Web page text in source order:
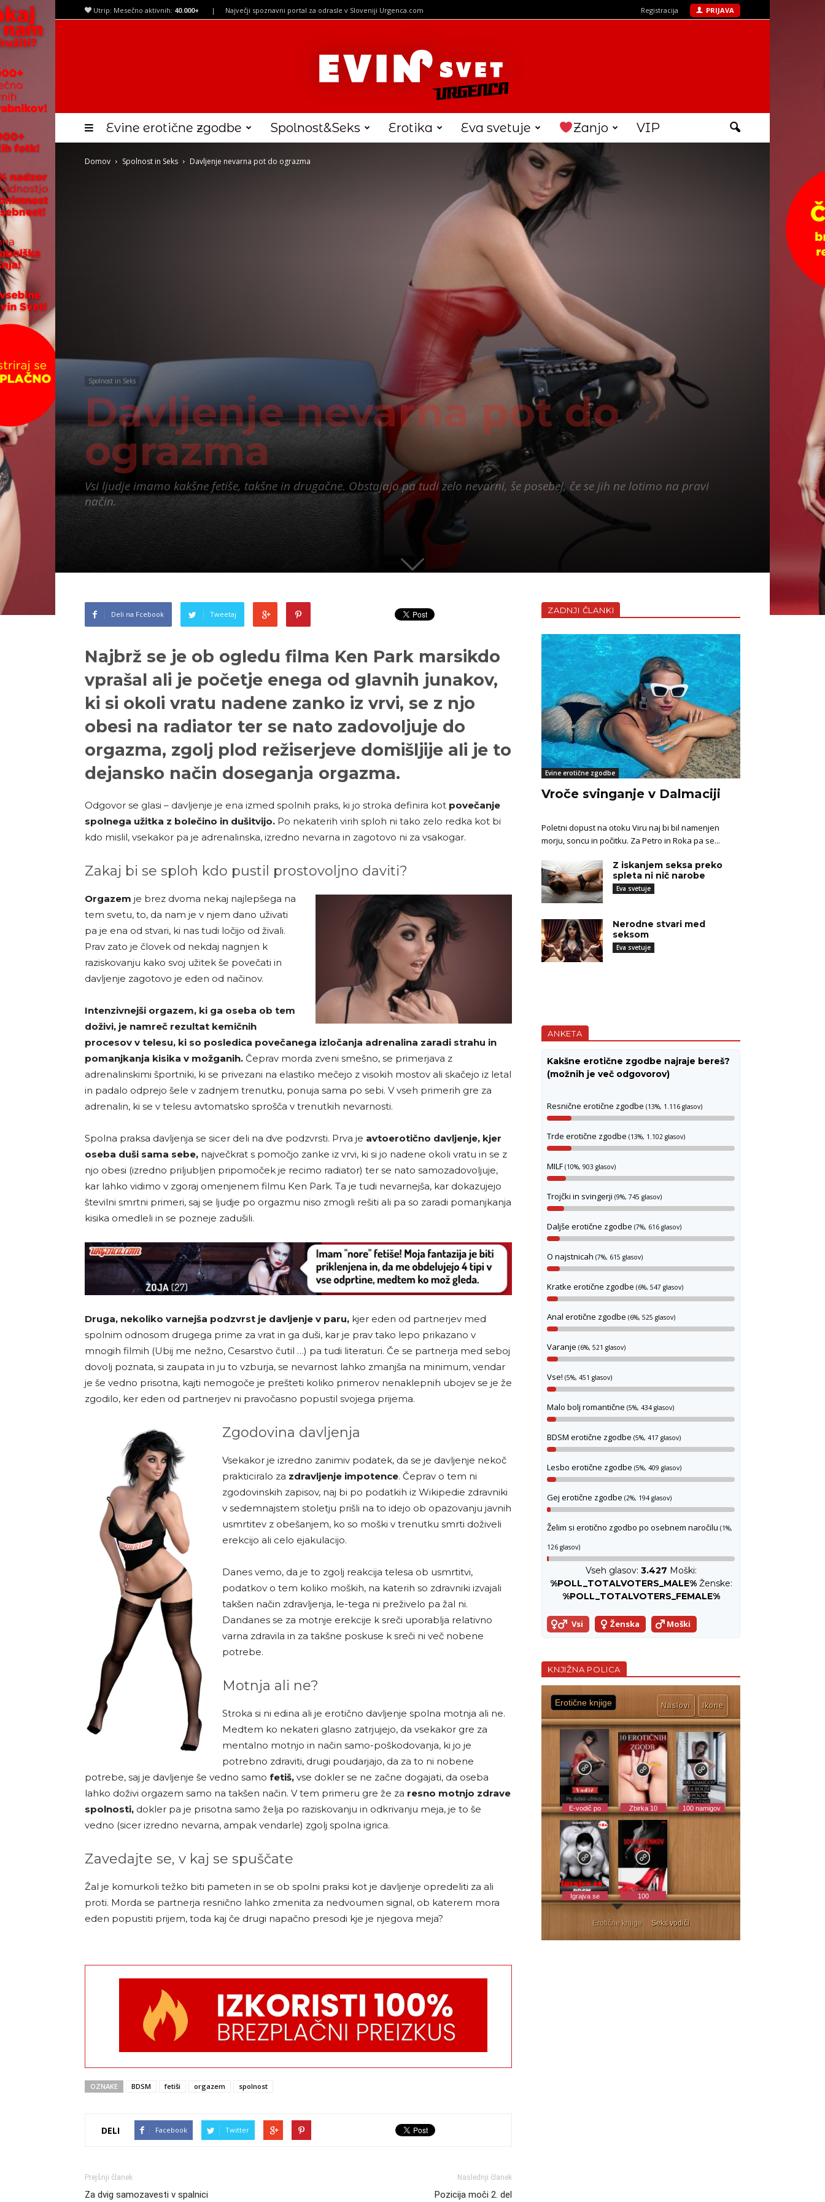
Utrip: Mesečno aktivnih: 40.000+ | Največji spoznavni portal za odrasle v Sloveniji Urgenca.com Registracija PRIJAVA
Evine erotične zgodbe Spolnost&Seks Erotika Eva svetuje Zanjo VIP
Domov Spolnost in Seks Davljenje nevarna pot do ograzma
Spolnost in Seks
Davljenje nevarna pot do
ograzma
Vsi ljudje imamo kakšne fetiše, takšne in drugačne. Obstajajo pa tudi zelo nevarni, še posebej, če se jih ne lotimo na pravi
način.
Deli na Fcebook Tweetaj
Najbrž se je ob ogledu filma Ken Park marsikdo
vprašal ali je početje enega od glavnih junakov,
ki si okoli vratu nadene zanko iz vrvi, se z njo
obesi na radiator ter se nato zadovoljuje do
orgazma, zgolj plod režiserjeve domišljije ali je to
dejansko način doseganja orgazma.
Odgovor se glasi – davljenje je ena izmed spolnih praks, ki jo stroka definira kot povečanje
spolnega užitka z bolečino in dušitvijo. Po nekaterih virih sploh ni tako zelo redka kot bi
kdo mislil, vsekakor pa je adrenalinska, izredno nevarna in zagotovo ni za vsakogar.
Zakaj bi se sploh kdo pustil prostovoljno daviti?
Orgazem je brez dvoma nekaj najlepšega na
tem svetu, to, da nam je v njem dano uživati
pa je ena od stvari, ki nas tudi ločijo od živali.
Prav zato je človek od nekdaj nagnjen k
raziskovanju kako svoj užitek še povečati in
davljenje zagotovo je eden od načinov.
Intenzivnejši orgazem, ki ga oseba ob tem
doživi, je namreč rezultat kemičnih
procesov v telesu, ki so posledica povečanega izločanja adrenalina zaradi strahu in
pomanjkanja kisika v možganih. Čeprav morda zveni smešno, se primerjava z
adrenalinskimi športniki, ki se privezani na elastiko mečejo z visokih mostov ali skačejo iz letal
in padalo odprejo šele v zadnjem trenutku, ponuja sama po sebi. V vseh primerih gre za
adrenalin, ki se v telesu avtomatsko sprošča v trenutkih nevarnosti.
Spolna praksa davljenja se sicer deli na dve podzvrsti. Prva je avtoerotično davljenje, kjer
oseba duši sama sebe, največkrat s pomočjo zanke iz vrvi, ki si jo nadene okoli vratu in se z
njo obesi (izredno priljubljen pripomoček je recimo radiator) ter se nato samozadovoljuje,
kar lahko vidimo v zgoraj omenjenem filmu Ken Park. Ta je tudi nevarnejša, kar dokazujejo
številni smrtni primeri, saj se ljudje po orgazmu niso zmogli rešiti ali pa so zaradi pomanjkanja
kisika omedleli in se pozneje zadušili.
Druga, nekoliko varnejša podzvrst je davljenje v paru, kjer eden od partnerjev med
spolnim odnosom drugega prime za vrat in ga duši, kar je prav tako lepo prikazano v
mnogih filmih (Ubij me nežno, Cesarstvo čutil …) pa tudi literaturi. Če se partnerja med seboj
dovolj poznata, si zaupata in ju to vzburja, se nevarnost lahko zmanjša na minimum, vendar
je še vedno prisotna, kajti nemogoče je prešteti koliko primerov nenaklepnih ubojev se je že
zgodilo, ker eden od partnerjev ni pravočasno popustil svojega prijema.
Zgodovina davljenja
Vsekakor je izredno zanimiv podatek, da se je davljenje nekoč
prakticiralo za zdravljenje impotence. Čeprav o tem ni
zgodovinskih zapisov, naj bi po podatkih iz Wikipedie zdravniki
v sedemnajstem stoletju prišli na to idejo ob opazovanju javnih
usmrtitev z obešanjem, ko so moški v trenutku smrti doživeli
erekcijo ali celo ejakulacijo.
Danes vemo, da je to zgolj reakcija telesa ob usmrtitvi,
podatkov o tem koliko moških, na katerih so zdravniki izvajali
takšen način zdravljenja, le-tega ni preživelo pa žal ni.
Dandanes se za motnje erekcije k sreči uporablja relativno
varna zdravila in za takšne poskuse k sreči ni več nobene
potrebe.
Motnja ali ne?
Stroka si ni edina ali je erotično davljenje spolna motnja ali ne.
Medtem ko nekateri glasno zatrjujejo, da vsekakor gre za
mentalno motnjo in način samo-poškodovanja, ki jo je
potrebno zdraviti, drugi poudarjajo, da za to ni nobene
potrebe, saj je davljenje še vedno samo fetiš, vse dokler se ne začne dogajati, da oseba
lahko doživi orgazem samo na takšen način. V tem primeru gre že za resno motnjo zdrave
spolnosti, dokler pa je prisotna samo želja po raziskovanju in odkrivanju meja, je to še
vedno (sicer izredno nevarna, ampak vendarle) zgolj spolna igrica.
Zavedajte se, v kaj se spuščate
Žal je komurkoli težko biti pameten in se ob spolni praksi kot je davljenje opredeliti za ali
proti. Morda se partnerja resnično lahko zmenita za nedvoumen signal, ob katerem mora
eden popustiti prijem, toda kaj če drugi napačno presodi kje je njegova meja?
OZNAKE BDSM fetiši orgazem spolnost
DELI Facebook Twitter
Prejšnji članek
Za dvig samozavesti v spalnici
Naslednji članek
Pozicija moči 2. del
ZADNJI ČLANKI
Evine erotične zgodbe
Vroče svinganje v Dalmaciji
Poletni dopust na otoku Viru naj bi bil namenjen
morju, soncu in počitku. Za Petro in Roka pa se...
Z iskanjem seksa preko
spleta ni nič narobe
Eva svetuje
Nerodne stvari med
seksom
Eva svetuje
ANKETA
Kakšne erotične zgodbe najraje bereš?
(možnih je več odgovorov)
Resnične erotične zgodbe (13%, 1.116 glasov)
Trde erotične zgodbe (13%, 1.102 glasov)
MILF (10%, 903 glasov)
Trojčki in svingerji (9%, 745 glasov)
Daljše erotične zgodbe (7%, 616 glasov)
O najstnicah (7%, 615 glasov)
Kratke erotične zgodbe (6%, 547 glasov)
Anal erotične zgodbe (6%, 525 glasov)
Varanje (6%, 521 glasov)
Vse! (5%, 451 glasov)
Malo bolj romantične (5%, 434 glasov)
BDSM erotične zgodbe (5%, 417 glasov)
Lesbo erotične zgodbe (5%, 409 glasov)
Gej erotične zgodbe (2%, 194 glasov)
Želim si erotično zgodbo po osebnem naročilu (1%,
126 glasov)
Vseh glasov: 3.427 Moški:
%POLL_TOTALVOTERS_MALE%Ženske:
%POLL_TOTALVOTERS_FEMALE%
Vsi Ženska Moški
KNJIŽNA POLICA
Erotične knjige Naslovi Ikone
E-vodič po
deželi užitka!
Zbirka 10
erotičnih
zgodbic
100 namigov
za boljše
Igrajva se
BDSM |
eknjiga
100
odtenkov
Erotične knjige Seks vodiči